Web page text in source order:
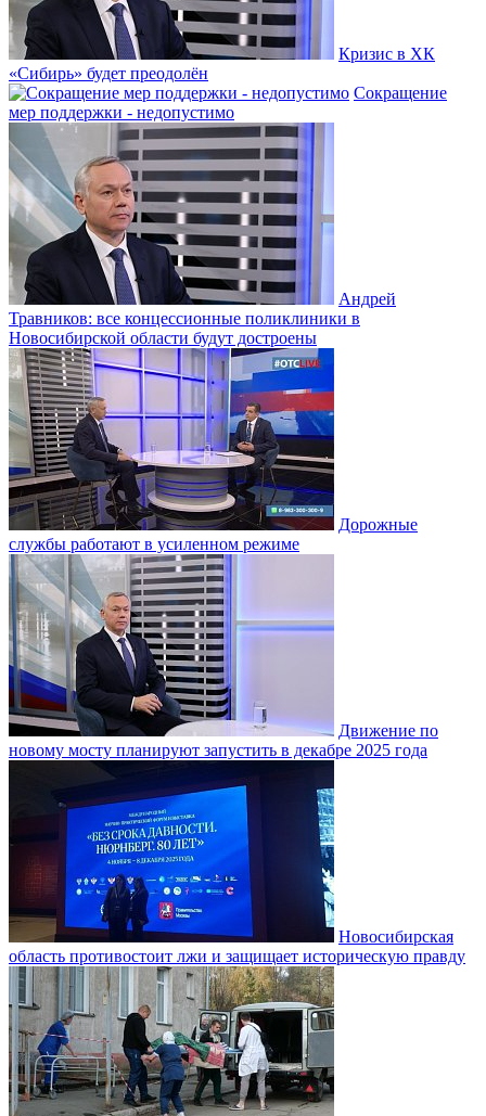
Кризис в ХК
«Сибирь» будет преодолён
Сокращение
мер поддержки - недопустимо
Андрей
Травников: все концессионные поликлиники в
Новосибирской области будут достроены
Дорожные
службы работают в усиленном режиме
Движение по
новому мосту планируют запустить в декабре 2025 года
Новосибирская
область противостоит лжи и защищает историческую правду